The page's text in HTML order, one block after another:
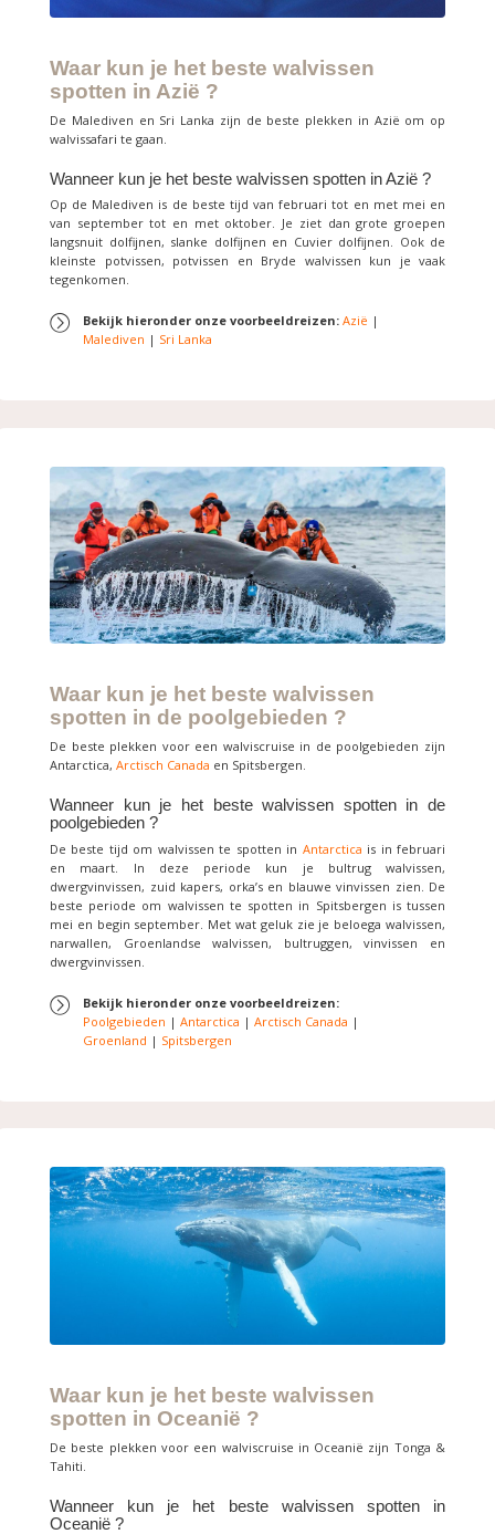
Waar kun je het beste walvissen
spotten in Azië ?
De Malediven en Sri Lanka zijn de beste plekken in Azië om op
walvissafari te gaan.
Wanneer kun je het beste walvissen spotten in Azië ?
Op de Malediven is de beste tijd van februari tot en met mei en
van september tot en met oktober. Je ziet dan grote groepen
langsnuit dolfijnen, slanke dolfijnen en Cuvier dolfijnen. Ook de
kleinste potvissen, potvissen en Bryde walvissen kun je vaak
tegenkomen.
Bekijk hieronder onze voorbeeldreizen: Azië |
Malediven | Sri Lanka
Waar kun je het beste walvissen
spotten in de poolgebieden ?
De beste plekken voor een walviscruise in de poolgebieden zijn
Antarctica, Arctisch Canada en Spitsbergen.
Wanneer kun je het beste walvissen spotten in de
poolgebieden ?
De beste tijd om walvissen te spotten in Antarctica is in februari
en maart. In deze periode kun je bultrug walvissen,
dwergvinvissen, zuid kapers, orka’s en blauwe vinvissen zien. De
beste periode om walvissen te spotten in Spitsbergen is tussen
mei en begin september. Met wat geluk zie je beloega walvissen,
narwallen, Groenlandse walvissen, bultruggen, vinvissen en
dwergvinvissen.
Bekijk hieronder onze voorbeeldreizen:
Poolgebieden | Antarctica | Arctisch Canada |
Groenland | Spitsbergen
Waar kun je het beste walvissen
spotten in Oceanië ?
De beste plekken voor een walviscruise in Oceanië zijn Tonga &
Tahiti.
Wanneer kun je het beste walvissen spotten in
Oceanië ?